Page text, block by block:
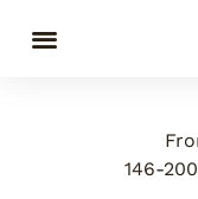
146-